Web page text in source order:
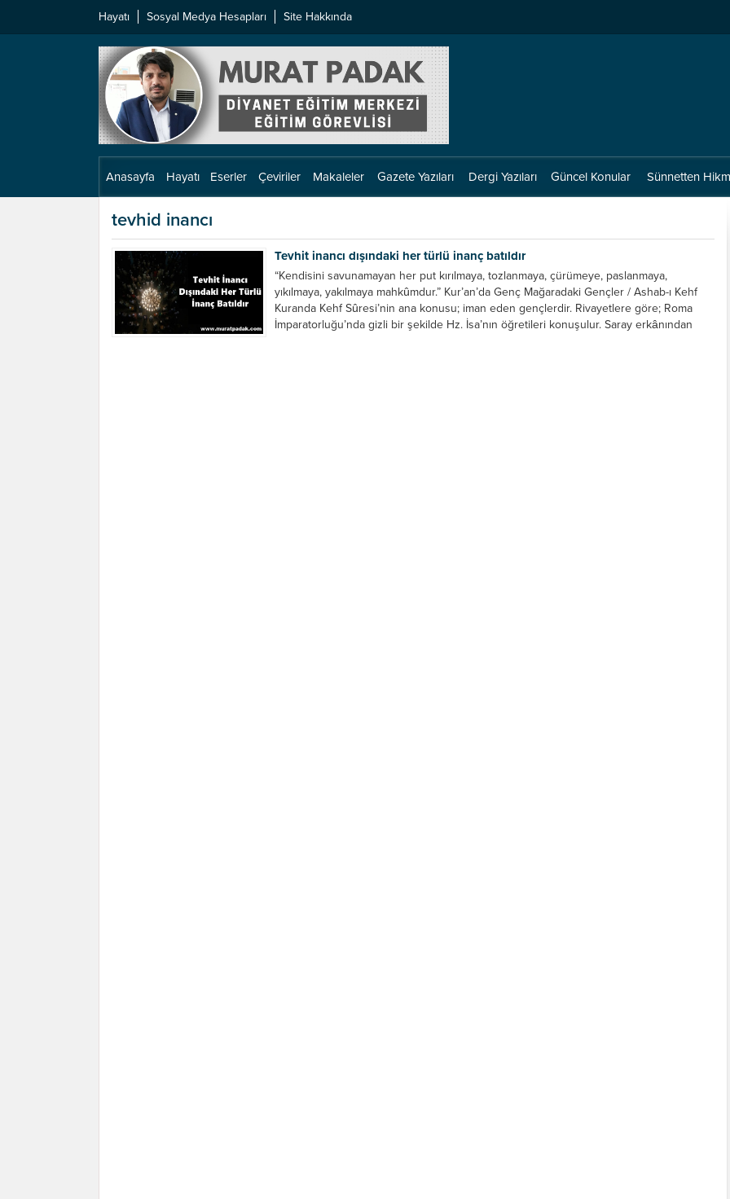
Hayatı Sosyal Medya Hesapları Site Hakkında
Anasayfa Hayatı Eserler Çeviriler Makaleler Gazete Yazıları Dergi Yazıları Güncel Konular Sünnetten
tevhid inancı
Tevhit inancı dışındaki her türlü inanç batıldır
“Kendisini savunamayan her put kırılmaya, tozlanmaya, çürümeye, paslanmaya,
yıkılmaya, yakılmaya mahkûmdur.” Kur’an’da Genç Mağaradaki Gençler / Ashab-ı Kehf
Kuranda Kehf Sûresi’nin ana konusu; iman eden gençlerdir. Rivayetlere göre; Roma
İmparatorluğu’nda gizli bir şekilde Hz. İsa’nın öğretileri konuşulur. Saray erkânından